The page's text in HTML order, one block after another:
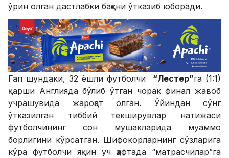
ўрин олган дастлабки баҳсни ўтказиб юборади.
Гап шундаки, 32 ёшли футболчи “Лестер”га (1:1)
қарши Англияда бўлиб ўтган чорак финал жавоб
учрашувида жароҳат олган. Ўйиндан сўнг
ўтказилган тиббий текширувлар натижаси
футболчининг сон мушакларида муаммо
борлигини кўрсатган. Шифокорларнинг сўзларига
кўра футболчи яқин уч ҳафтада “матрасчилар”га